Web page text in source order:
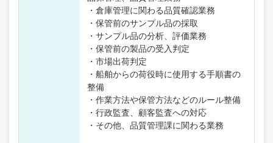
・倉庫管理に関わる品質確認業務
・保管前のサンプル品の採取
・サンプル品の分析、評価業務
・保管前の製品の受入判定
・市場出荷判定
・船舶からの荷役時に使用する手順書の
整備
・作業方法や保管方法などのルール整備
・行政監査、顧客監査への対応
・その他、品質管理課に関わる業務